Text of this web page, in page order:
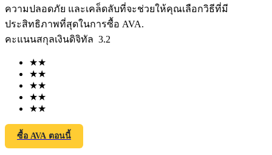
ฟิวเจอร์ส USDT
ฟิวเจอร์สที่ใช้ USDT เป็นหลักประกัน
ความปลอดภัย และเคล็ดลับที่จะช่วยให้คุณเลือกวิธีที่มี
ประสิทธิภาพที่สุดในการซื้อ AVA.
คะแนนสกุลเงินดิจิทัล 3.2
★★
★★
★★
★★
★★
ซื้อ AVA ตอนนี้